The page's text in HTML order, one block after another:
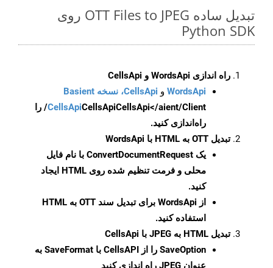
تبدیل ساده OTT Files to JPEG روی
Python SDK
راه اندازی WordsApi و CellsApi
WordsApi و CellsApi، نسخه Basient
CellsApiCellsApi
CellsApi</aient/Client/ را
راه‌اندازی کنید.
تبدیل OTT به HTML با WordsApi
یک ConvertDocumentRequest با نام فایل
محلی و فرمت تنظیم شده روی HTML ایجاد
کنید.
از WordsApi برای تبدیل سند OTT به HTML
استفاده کنید.
تبدیل HTML به JPEG با CellsApi
SaveOption
را از CellsAPI با SaveFormat به
عنوان JPEG راه اندازی کنید